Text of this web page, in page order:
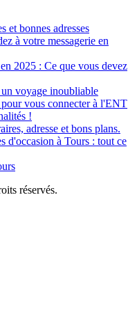
et bonnes adresses
à votre messagerie en
2025 : Ce que vous devez
voyage inoubliable
vous connecter à l'ENT
!
adresse et bons plans.
d'occasion à Tours : tout ce
réservés.